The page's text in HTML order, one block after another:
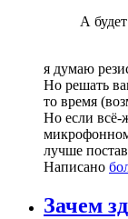
А
я думаю
Но решать
то время
Но если всё-
лучше
Написано
Зачем